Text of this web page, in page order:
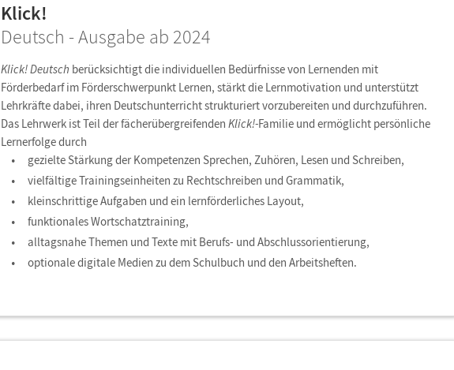
Klick!
Deutsch - Ausgabe ab 2024
Klick! Deutsch berücksichtigt die individuellen Bedürfnisse von Lernenden mit
Förderbedarf im Förderschwerpunkt Lernen, stärkt die Lernmotivation und unterstützt
Lehrkräfte dabei, ihren Deutschunterricht strukturiert vorzubereiten und durchzuführen.
Das Lehrwerk ist Teil der fächerübergreifenden Klick!-Familie und ermöglicht persönliche
Lernerfolge durch
gezielte Stärkung der Kompetenzen Sprechen, Zuhören, Lesen und Schreiben,
vielfältige Trainingseinheiten zu Rechtschreiben und Grammatik,
kleinschrittige Aufgaben und ein lernförderliches Layout,
funktionales Wortschatztraining,
alltagsnahe Themen und Texte mit Berufs- und Abschlussorientierung,
optionale digitale Medien zu dem Schulbuch und den Arbeitsheften.